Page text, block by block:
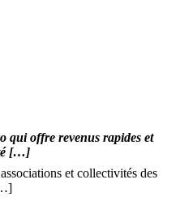
qui offre revenus rapides et
[…]
et collectivités des